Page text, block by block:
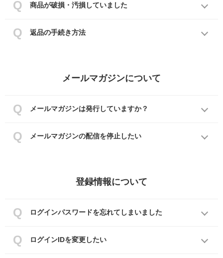
商品が破損・汚損していました
返品の手続き方法
メールマガジンについて
メールマガジンは発行していますか？
メールマガジンの配信を停止したい
登録情報について
ログインパスワードを忘れてしまいました
ログインIDを変更したい